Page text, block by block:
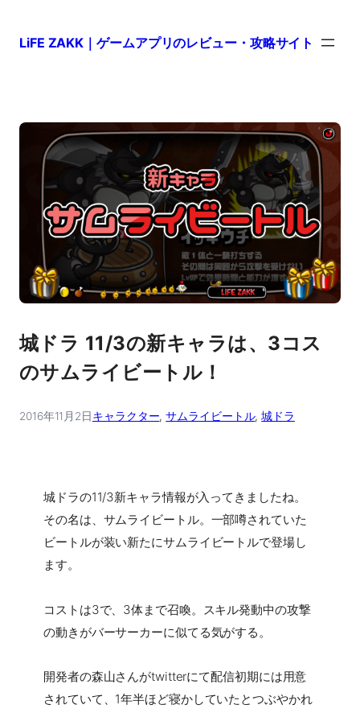
LiFE ZAKK｜ゲームアプリのレビュー・攻略サイト
城ドラ 11/3の新キャラは、3コス
のサムライビートル！
2016年11月2日キャラクター, サムライビートル, 城ドラ
城ドラの11/3新キャラ情報が入ってきましたね。
その名は、サムライビートル。一部噂されていた
ビートルが装い新たにサムライビートルで登場し
ます。
コストは3で、3体まで召喚。スキル発動中の攻撃
の動きがバーサーカーに似てる気がする。
開発者の森山さんがtwitterにて配信初期には用意
されていて、1年半ほど寝かしていたとつぶやかれ